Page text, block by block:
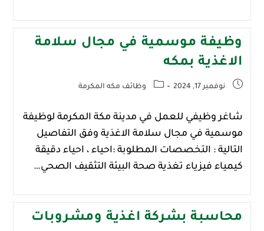
وظيفة موسمية في مجال سلامة
الاغذية بمكه
نوفمبر 17, 2024 وظائف مكه المكرمة
شاغر وظيفي للعمل في مدينة مكة المكرمة لوظيفة
موسمية في مجال سلامة الاغذية وفق التفاصيل
التالية : التخصصات المطلوبة :احياء ، احياء دقيقة
كيمياء فيزياء تغذية صحة البيئة التثقيف الصحي…
محاسبة بشركة اغذية ومشروبات